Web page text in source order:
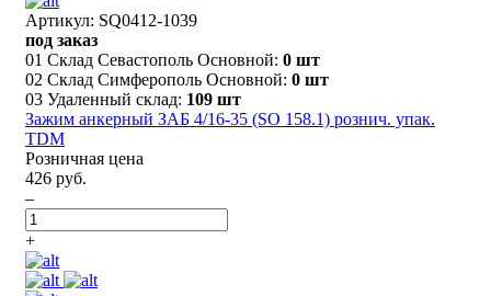
Артикул: SQ0412-1039
под заказ
01 Склад Севастополь Основной: 0 шт
02 Склад Симферополь Основной: 0 шт
03 Удаленный склад: 109 шт
Зажим анкерный ЗАБ 4/16-35 (SO 158.1) рознич. упак.
TDM
Розничная цена
426 руб.
–
+